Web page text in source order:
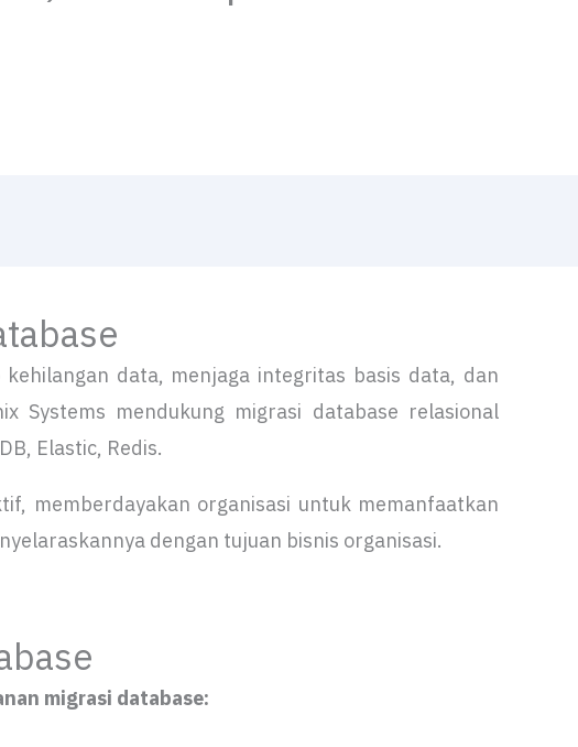
data, menjaga integritas basis data, dan
Systems mendukung migrasi database relasional
Elastic, Redis.
memberdayakan organisasi untuk memanfaatkan
dengan tujuan bisnis organisasi.
migrasi database: